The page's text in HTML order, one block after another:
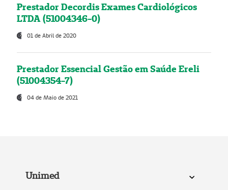
Prestador Decordis Exames Cardiológicos
LTDA (51004346-0)
01 de Abril de 2020
Prestador Essencial Gestão em Saúde Ereli
(51004354-7)
04 de Maio de 2021
Unimed